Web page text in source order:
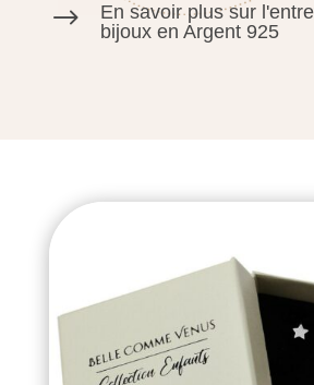
$
En savoir plus sur
bijoux en Argent 925